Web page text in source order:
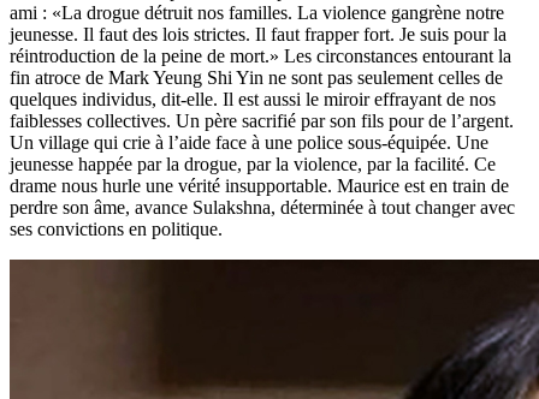
ami : «La drogue détruit nos familles. La violence gangrène notre
jeunesse. Il faut des lois strictes. Il faut frapper fort. Je suis pour la
réintroduction de la peine de mort.» Les circonstances entourant la
fin atroce de Mark Yeung Shi Yin ne sont pas seulement celles de
quelques individus, dit-elle. Il est aussi le miroir effrayant de nos
faiblesses collectives. Un père sacrifié par son fils pour de l’argent.
Un village qui crie à l’aide face à une police sous-équipée. Une
jeunesse happée par la drogue, par la violence, par la facilité. Ce
drame nous hurle une vérité insupportable. Maurice est en train de
perdre son âme, avance Sulakshna, déterminée à tout changer avec
ses convictions en politique.